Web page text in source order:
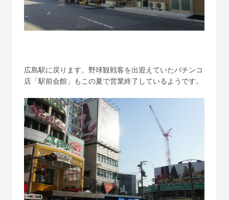
広島駅に戻ります。野球観戦客を出迎えていたパチンコ
店「駅前会館」もこの夏で営業終了しているようです。